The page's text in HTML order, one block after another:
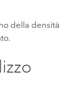
della